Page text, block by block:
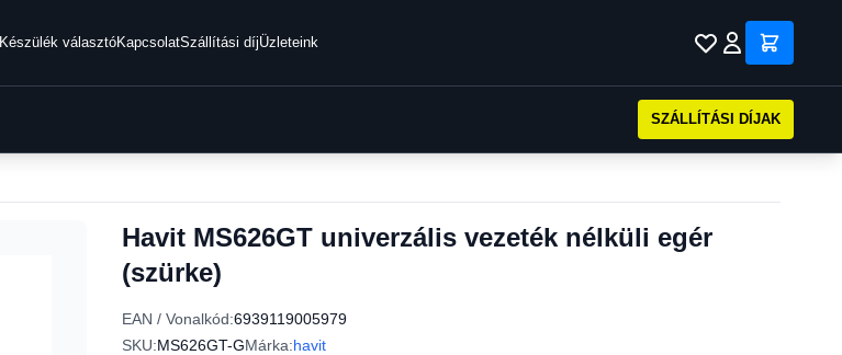
Készülék választóKapcsolatSzállítási díjÜzleteink
SZÁLLÍTÁSI DÍJAK
Havit MS626GT univerzális vezeték nélküli egér
(szürke)
EAN / Vonalkód:6939119005979
SKU:MS626GT-GMárka:havit